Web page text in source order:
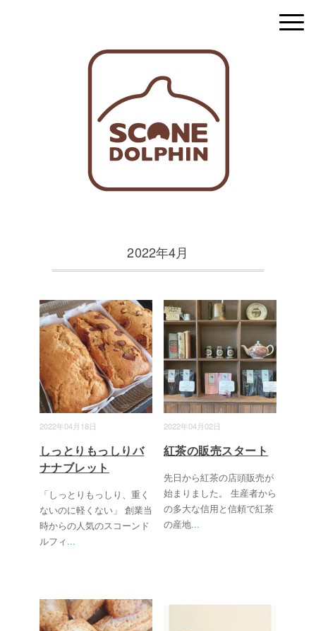
2022年4月
2022年04月18日
しっとりもっしりバ
ナナブレット
「しっとりもっしり、重く
ないのに軽くない」 創業当
時からの人気のスコーンド
ルフィ...
2022年04月02日
紅茶の販売スタート
先日から紅茶の店頭販売が
始まりました。 生産者から
の多大な信用と信頼で紅茶
の産地...